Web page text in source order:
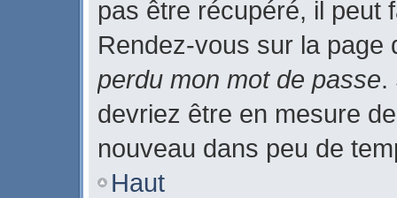
pas être récupéré, il peut
Rendez-vous sur la
perdu mon mot de passe.
devriez être en mesure
nouveau dans peu de
Haut